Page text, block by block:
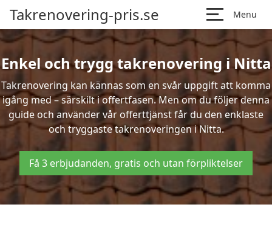
Takrenovering-pris.se Menu
Enkel och trygg takrenovering i Nitta
Takrenovering kan kännas som en svår uppgift att komma
igång med – särskilt i offertfasen. Men om du följer denna
guide och använder vår offerttjänst får du den enklaste
och tryggaste takrenoveringen i Nitta.
Få 3 erbjudanden, gratis och utan förpliktelser